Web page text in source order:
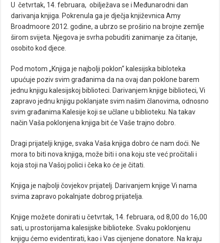
U četvrtak, 14. februara, obilježava se i Međunarodni dan
darivanja knjiga. Pokrenula ga je dječja književnica Amy
Broadmoore 2012. godine, a ubrzo se proširio na brojne zemlje
širom svijeta. Njegova je svrha pobuditi zanimanje za čitanje,
osobito kod djece.
Pod motom „Knjiga je najbolji poklon“ kalesijska bibloteka
upućuje poziv svim građanima da na ovaj dan poklone barem
jednu knjigu kalesijskoj biblioteci. Darivanjem knjige biblioteci, Vi
zapravo jednu knjigu poklanjate svim našim članovima, odnosno
svim građanima Kalesije koji se učlane u biblioteku. Na takav
način Vaša poklonjena knjiga bit će Vaše trajno dobro.
Dragi prijatelji knjige, svaka Vaša knjiga dobro će nam doći. Ne
mora to biti nova knjiga, može biti i ona koju ste već pročitali i
koja stoji na Vašoj polici i čeka ko će je čitati.
Knjiga je najbolji čovjekov prijatelj. Darivanjem knjige Vi nama
svima zapravo pokalnjate dobrog prijatelja.
Knjige možete donirati u četvrtak, 14. februara, od 8,00 do 16,00
sati, u prostorijama kalesijske biblioteke. Svaku poklonjenu
knjigu ćemo evidentirati, kao i Vas cijenjene donatore. Na kraju